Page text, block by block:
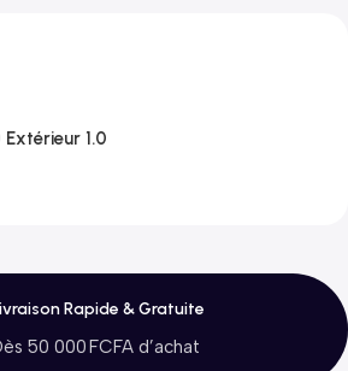
1.0
Rapide & Gratuite
50 000 FCFA d’achat